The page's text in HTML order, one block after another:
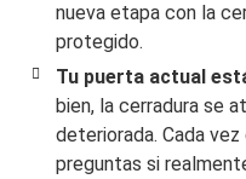
nueva etapa con la
protegido.
Tu puerta actual
bien, la cerradura se
deteriorada. Cada
preguntas si